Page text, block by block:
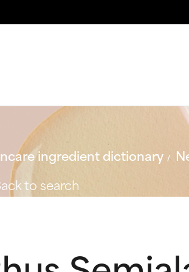
ingredient dictionary
to search